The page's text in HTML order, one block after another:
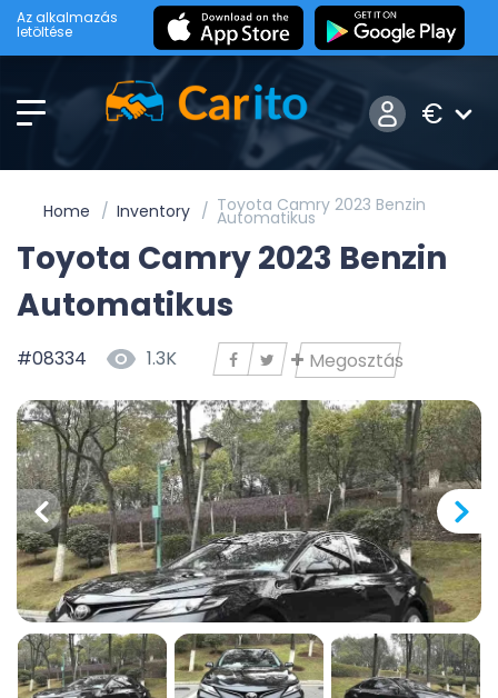
Az alkalmazás
letöltése
€
Home Inventory Toyota Camry 2023 Benzin
Automatikus
Toyota Camry 2023 Benzin
Automatikus
#08334 1.3K Megosztás